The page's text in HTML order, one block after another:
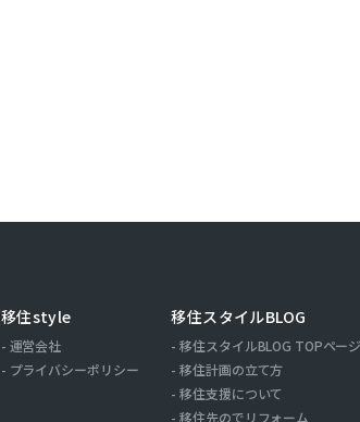
氏名，住所，連絡先，支払方法などの登
およびそれらの代金などに関する情報を表
（2）ユーザーにお知らせや連絡をするた
商品を送付したり必要に応じて連絡した
移住style
運営会社
プライバシーポリシー
移住スタイルBLOG
移住スタイルBLOG TOPページ
移住計画の立て方
移住支援について
移住先のでリフォーム